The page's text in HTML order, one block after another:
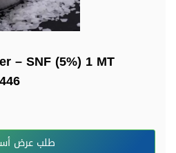
– SNF (5%) 1 MT
طلب عرض